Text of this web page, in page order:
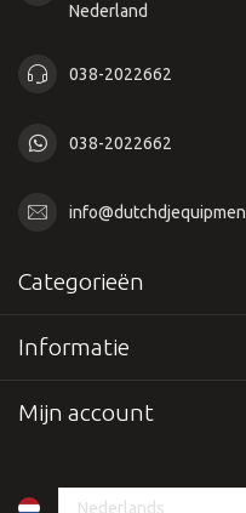
Nederland
038-2022662
038-2022662
Categorieën
Informatie
Mijn account